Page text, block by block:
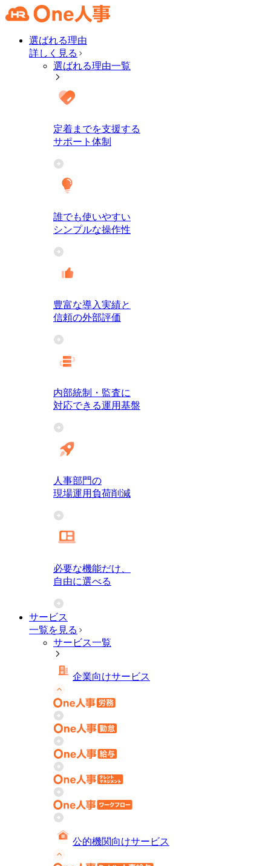
選ばれる理由
詳しく見る
選ばれる理由一覧
定着までを支援する
サポート体制
誰でも使いやすい
シンプルな操作性
豊富な導入実績と
信頼の外部評価
内部統制・監査に
対応できる運用基盤
人事部門の
現場運用負荷削減
必要な機能だけ、
自由に選べる
サービス
一覧を見る
サービス一覧
企業向けサービス
公的機関向けサービス